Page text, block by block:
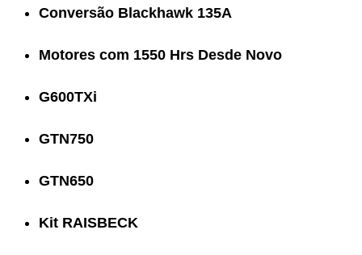
Conversão Blackhawk 135A
Motores com 1550 Hrs Desde Novo
G600TXi
GTN750
GTN650
Kit RAISBECK